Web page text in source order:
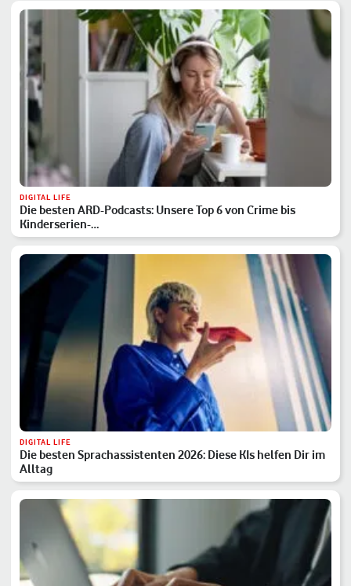
DIGITAL LIFE
Die besten ARD-Podcasts: Unsere Top 6 von Crime bis
Kinderserien-…
DIGITAL LIFE
Die besten Sprachassistenten 2026: Diese KIs helfen Dir im
Alltag